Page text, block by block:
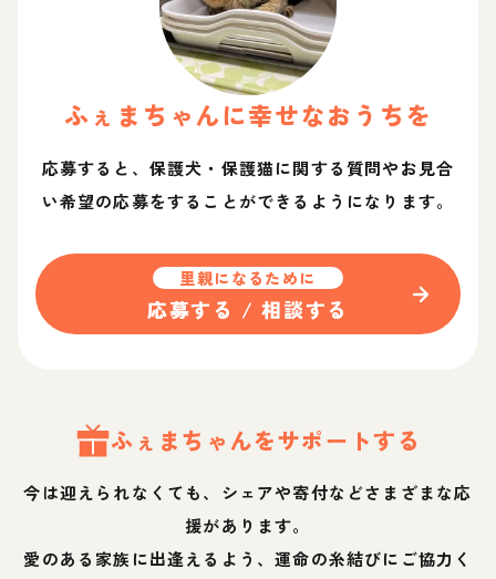
ふぇま ちゃんに幸せなおうちを
応募すると、保護犬・保護猫に関する質問やお見合
い希望の応募をすることができるようになります。
里親になるために
応募する / 相談する
ふぇまちゃんをサポートする
今は迎えられなくても、シェアや寄付などさまざまな応
援があります。
愛のある家族に出逢えるよう、運命の糸結びにご協力く